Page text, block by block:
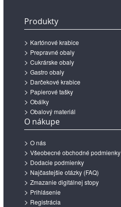
Produkty
Kartónové krabice
Prepravné obaly
Cukrárske obaly
Gastro obaly
Darčekové krabice
Papierové tašky
Obálky
Obalový materiál
O nákupe
O nás
Všeobecné obchodné podmienky
Dodacie podmienky
Najčastejšie otázky (FAQ)
Zmazanie digitálnej stopy
Prihlásenie
Registrácia